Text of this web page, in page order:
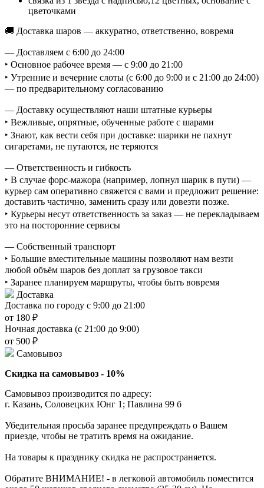
цветочками
🚚 Доставка шаров — аккуратно, ответственно, вовремя
— Доставляем с 6:00 до 24:00
‣ Основное рабочее время — с 9:00 до 21:00
‣ Утренние и вечерние слоты (с 6:00 до 9:00 и с 21:00 до 24:00)
— по предварительному согласованию
— Доставку осуществляют наши штатные курьеры
‣ Вежливые, опрятные, обученные работе с шарами
‣ Знают, как вести себя при доставке: шарики не пахнут
сигаретами, не путаются, не теряются
— Ответственность и гибкость
‣ В случае форс-мажора (например, лопнул шарик в пути) —
курьер сам оперативно свяжется с вами и предложит решение:
доставить частично, заменить сразу или довезти позже.
‣ Курьеры несут ответственность за заказ — не перекладываем
это на посторонние сервисы
— Собственный транспорт
‣ Большие вместительные машины позволяют нам везти
любой объём шаров без доплат за грузовое такси
‣ Заранее планируем маршруты, чтобы быть вовремя
Доставка
Доставка по городу с 9:00 до 21:00
от 180 ₽
Ночная доставка (с 21:00 до 9:00)
от 500 ₽
Самовывоз
Скидка на самовывоз - 10%
Самовывоз производится по адресу:
г. Казань, Соловецких Юнг 1; Павлина 99 б
Убедительная просьба заранее предупреждать о Вашем
приезде, чтобы не тратить время на ожидание.
На товары к празднику скидка не распространяется.
Обратите ВНИМАНИЕ! - в легковой автомобиль поместится